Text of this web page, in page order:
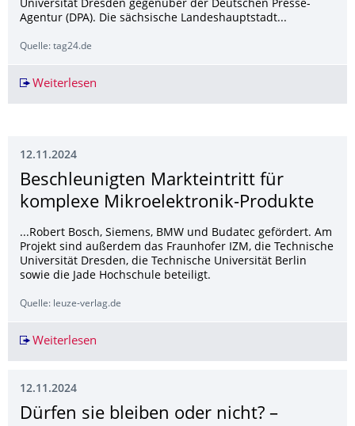
Universität Dresden gegenüber der Deutschen Presse-
Agentur (DPA). Die sächsische Landeshauptstadt...
Quelle: tag24.de
Weiterlesen
12.11.2024
Beschleunigten Markteintritt für
komplexe Mikroelektronik-Produkte
...Robert Bosch, Siemens, BMW und Budatec gefördert. Am
Projekt sind außerdem das Fraunhofer IZM, die Technische
Universität Dresden, die Technische Universität Berlin
sowie die Jade Hochschule beteiligt.
Quelle: leuze-verlag.de
Weiterlesen
12.11.2024
Dürfen sie bleiben oder nicht? –